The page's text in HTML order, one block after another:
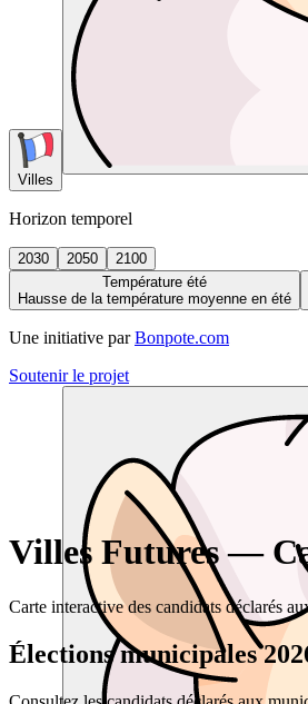
Villes
Horizon temporel
2030 2050
2100
Température été
Hausse de la température moyenne en été
Une initiative par Bonpote.com
Soutenir le projet
Villes Futures —
Carte interactive des candidats déclarés
Élections municipales